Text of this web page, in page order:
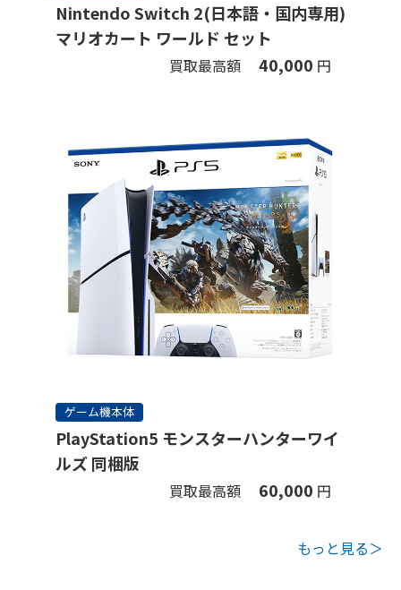
Nintendo Switch 2(日本語・国内専用)
マリオカート ワールド セット
買取最高額 40,000 円
ゲーム機本体
PlayStation5 モンスターハンターワイ
ルズ 同梱版
買取最高額 60,000 円
もっと見る＞